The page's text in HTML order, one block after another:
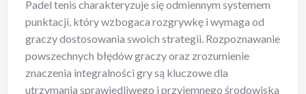
Padel tenis charakteryzuje się odmiennym systemem
punktacji, który wzbogaca rozgrywkę i wymaga od
graczy dostosowania swoich strategii. Rozpoznawanie
powszechnych błędów graczy oraz zrozumienie
znaczenia integralności gry są kluczowe dla
utrzymania sprawiedliwego i przyjemnego środowiska